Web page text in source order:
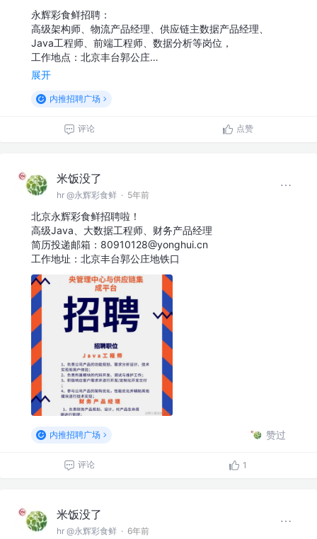
永辉彩食鲜招聘：
高级架构师、物流产品经理、供应链主数据产品经理、
Java工程师、前端工程师、数据分析等岗位，
工作地点：北京丰台郭公庄…
展开
内推招聘广场
评论 点赞
米饭没了
hr @永辉彩食鲜 · 5年前
北京永辉彩食鲜招聘啦！
高级Java、大数据工程师、财务产品经理
简历投递邮箱：80910128@yonghui.cn
工作地址：北京丰台郭公庄地铁口
内推招聘广场 赞过
评论 1
米饭没了
hr @永辉彩食鲜 · 6年前